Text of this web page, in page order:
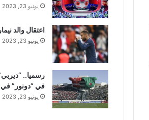
يونيو 23, 2023
اعتقال والد
يونيو 23, 2023
رسميا..
في “دونور” في
يونيو 23, 2023